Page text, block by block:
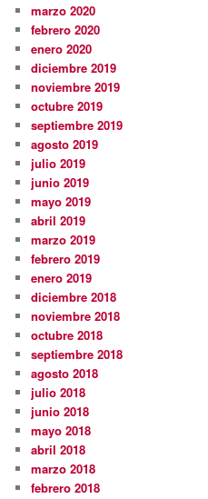
marzo 2020
febrero 2020
enero 2020
diciembre 2019
noviembre 2019
octubre 2019
septiembre 2019
agosto 2019
julio 2019
junio 2019
mayo 2019
abril 2019
marzo 2019
febrero 2019
enero 2019
diciembre 2018
noviembre 2018
octubre 2018
septiembre 2018
agosto 2018
julio 2018
junio 2018
mayo 2018
abril 2018
marzo 2018
febrero 2018